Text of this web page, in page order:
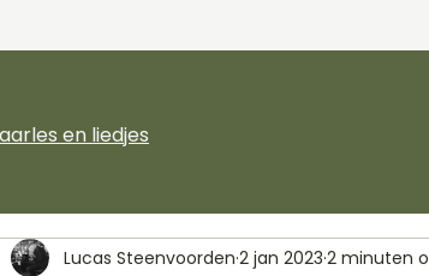
en liedjes
Lucas Steenvoorden 2 jan 2023 2 minuten